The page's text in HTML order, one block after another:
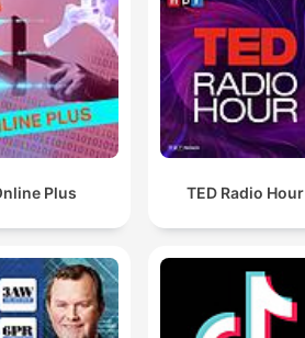
Plus TED Radio Hour